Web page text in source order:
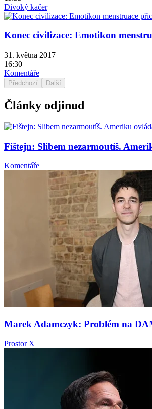
Divoký kačer
Konec civilizace: Emotikon
31. května 2017
16:30
Komentáře
Předchozí Další
Články odjinud
Fištejn: Slibem nezarmoutíš.
Komentáře
Marek Adamczyk: Problém na
Prostor X